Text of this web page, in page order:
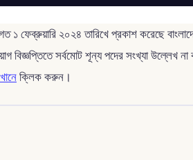
১ ফেব্রুয়ারি ২০২৪ তারিখে প্রকাশ করেছে
বিজ্ঞপ্তিতে সর্বমোট শূন্য পদের সংখ্যা
ক্লিক করুন।